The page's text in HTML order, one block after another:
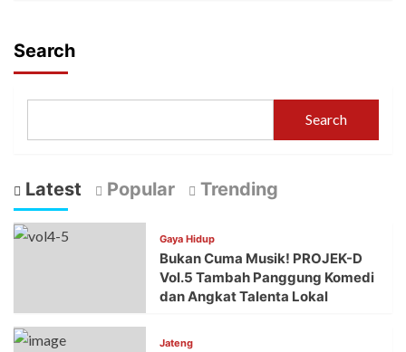
Search
Search
Latest Popular Trending
Gaya Hidup
Bukan Cuma Musik! PROJEK-D
Vol.5 Tambah Panggung Komedi
dan Angkat Talenta Lokal
Jateng